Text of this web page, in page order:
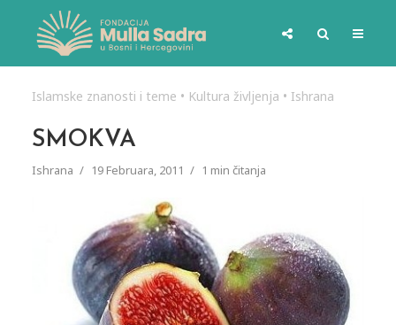
Islamske znanosti i teme • Kultura življenja • Ishrana
SMOKVA
Ishrana 19 Februara, 2011 1 min čitanja